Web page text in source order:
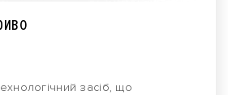
засіб, що